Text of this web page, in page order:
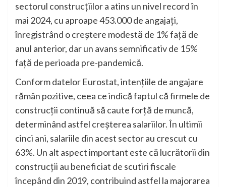
sectorul construcțiilor a atins un nivel record în
mai 2024, cu aproape 453.000 de angajați,
înregistrând o creștere modestă de 1% față de
anul anterior, dar un avans semnificativ de 15%
față de perioada pre-pandemică.
Conform datelor Eurostat, intențiile de angajare
rămân pozitive, ceea ce indică faptul că firmele de
construcții continuă să caute forță de muncă,
determinând astfel creșterea salariilor. În ultimii
cinci ani, salariile din acest sector au crescut cu
63%. Un alt aspect important este că lucrătorii din
construcții au beneficiat de scutiri fiscale
începând din 2019, contribuind astfel la majorarea